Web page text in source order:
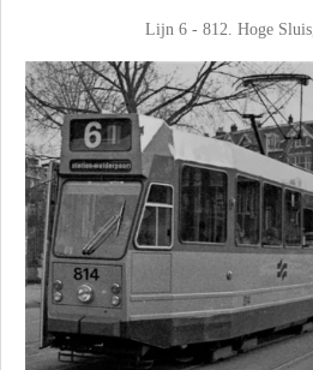
Lijn 6 - 812. Hoge